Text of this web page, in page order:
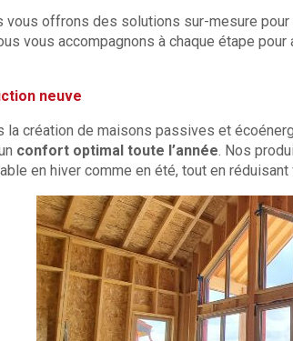
vous offrons des solutions sur-mesure
vous accompagnons à chaque étape
neuve
la création de maisons passives et
confort optimal toute l’année. Nos
en hiver comme en été, tout en